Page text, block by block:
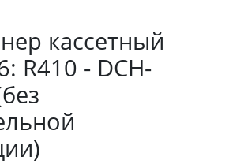
кассетный
R410 - DCH-